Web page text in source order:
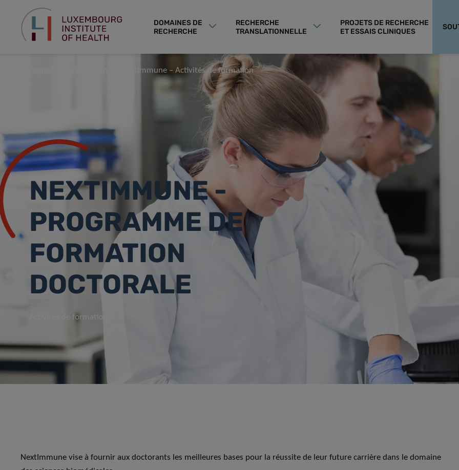
DOMAINES DE
RECHERCHE
RECHERCHE
TRANSLATIONNELLE
PROJETS DE RECHERCHE
ET ESSAIS CLINIQUES
NextImmune – Activités de formation
NEXTIMMUNE -
PROGRAMME DE
FORMATION
DOCTORALE
Activités de formation
NextImmune vise à fournir aux doctorants les meilleures bases pour la réussite de leur future carrière dans le domaine